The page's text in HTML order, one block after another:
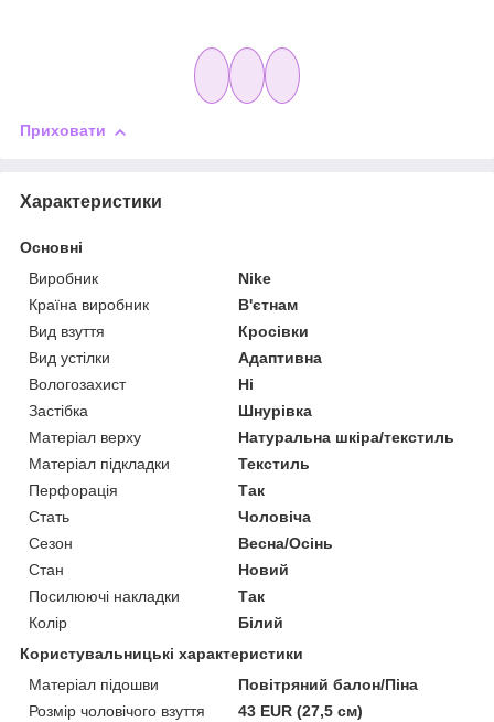
Приховати
Характеристики
Основні
Виробник
Nike
Країна виробник
В'єтнам
Вид взуття
Кросівки
Вид устілки
Адаптивна
Вологозахист
Ні
Застібка
Шнурівка
Матеріал верху
Натуральна шкіра/текстиль
Матеріал підкладки
Текстиль
Перфорація
Так
Стать
Чоловіча
Сезон
Весна/Осінь
Стан
Новий
Посилюючі накладки
Так
Колір
Білий
Користувальницькі характеристики
Матеріал підошви
Повітряний балон/Піна
Розмір чоловічого взуття
43 EUR (27,5 см)